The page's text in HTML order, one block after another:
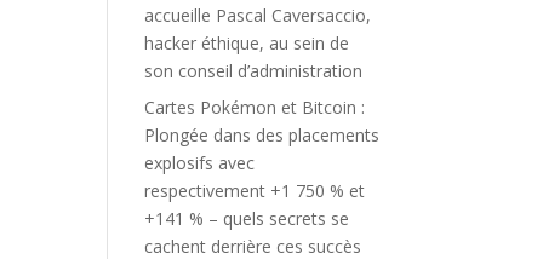
accueille Pascal Caversaccio,
hacker éthique, au sein de
son conseil d’administration
Cartes Pokémon et Bitcoin :
Plongée dans des placements
explosifs avec
respectivement +1 750 % et
+141 % – quels secrets se
cachent derrière ces succès